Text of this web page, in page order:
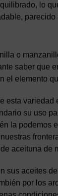
lo
o
saber que
el elemento
esta
su uso
la podemos
aceituna de
sus aceites
por los